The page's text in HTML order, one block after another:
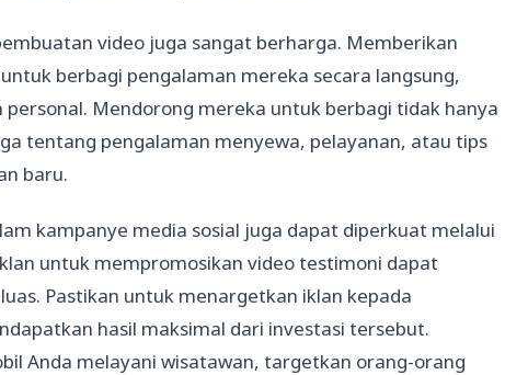
video juga sangat berharga. Memberikan
berbagi pengalaman mereka secara langsung,
Mendorong mereka untuk berbagi tidak hanya
tentang pengalaman menyewa, pelayanan, atau tips
baru.
kampanye media sosial juga dapat diperkuat melalui
untuk mempromosikan video testimoni dapat
Pastikan untuk menargetkan iklan kepada
hasil maksimal dari investasi tersebut.
Anda melayani wisatawan, targetkan orang-orang